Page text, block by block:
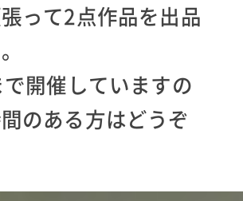
って2点作品を出品
開催していますの
のある方はどうぞ